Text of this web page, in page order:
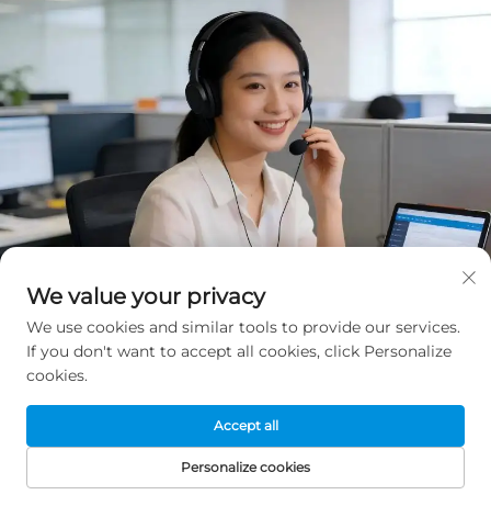
Få et gratis tilbud
We value your privacy
We use cookies and similar tools to provide our services.
If you don't want to accept all cookies, click Personalize
cookies.
Personalize cookies
Accept all